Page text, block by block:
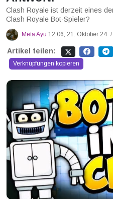
Clash Royale ist derzeit eines
Clash Royale Bot-Spieler?
Meta Ayu 12:06, 21. Oktober 24 /
Artikel teilen:
Verknüpfungen kopieren